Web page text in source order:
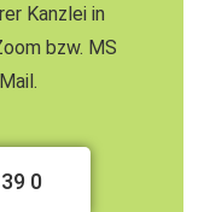
Kanzlei in
bzw. MS
0